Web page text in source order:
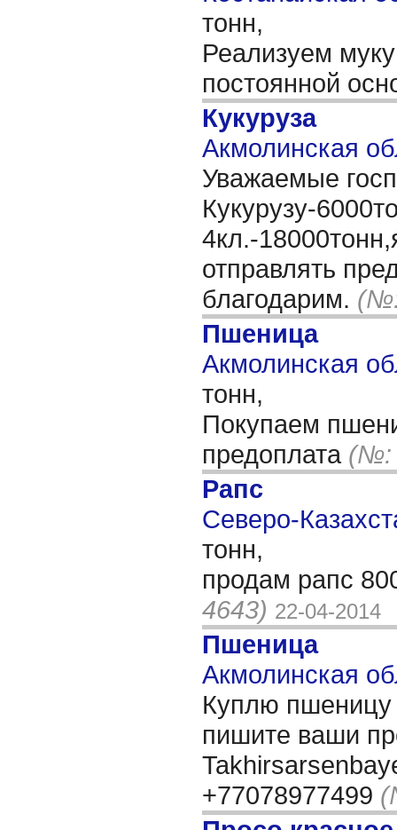
тонн,
Реализуем
постоянной
Кукуруза
Акмолинская
Уважаемые
Кукурузу-
4кл.-
отправлять
благодарим.
Пшеница
Акмолинская
тонн,
Покупаем
предоплата (№:
Рапс
Северо-
тонн,
продам рапс
4643) 22-04-2014
Пшеница
Акмолинская
Куплю пшеницу
пишите ваши
+77078977499